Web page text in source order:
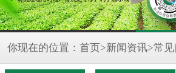
你现在的位置： 首页 >新闻资讯>常